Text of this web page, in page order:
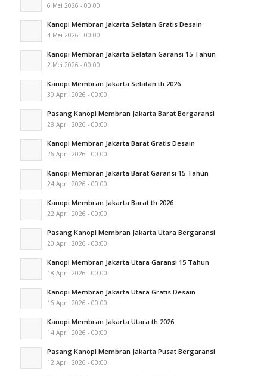
6 Mei 2026 - 00:00
Kanopi Membran Jakarta Selatan Gratis Desain
4 Mei 2026 - 00:00
Kanopi Membran Jakarta Selatan Garansi 15 Tahun
2 Mei 2026 - 00:00
Kanopi Membran Jakarta Selatan th 2026
30 April 2026 - 00:00
Pasang Kanopi Membran Jakarta Barat Bergaransi
28 April 2026 - 00:00
Kanopi Membran Jakarta Barat Gratis Desain
26 April 2026 - 00:00
Kanopi Membran Jakarta Barat Garansi 15 Tahun
24 April 2026 - 00:00
Kanopi Membran Jakarta Barat th 2026
22 April 2026 - 00:00
Pasang Kanopi Membran Jakarta Utara Bergaransi
20 April 2026 - 00:00
Kanopi Membran Jakarta Utara Garansi 15 Tahun
18 April 2026 - 00:00
Kanopi Membran Jakarta Utara Gratis Desain
16 April 2026 - 00:00
Kanopi Membran Jakarta Utara th 2026
14 April 2026 - 00:00
Pasang Kanopi Membran Jakarta Pusat Bergaransi
12 April 2026 - 00:00